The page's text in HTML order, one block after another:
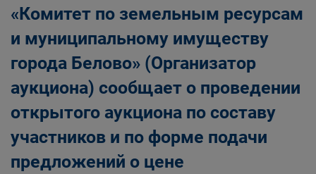
«Комитет по земельным ресурсам
и муниципальному имуществу
города Белово» (Организатор
аукциона) сообщает о проведении
открытого аукциона по составу
участников и по форме подачи
предложений о цене